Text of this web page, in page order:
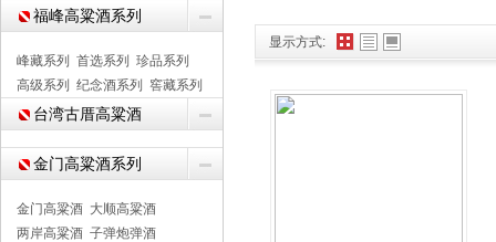
福峰高粱酒系列
峰藏系列 首选系列
珍品系列
高级系列
纪念酒系列 窖藏系列
台湾古厝高粱酒
金门高粱酒系列
金门高粱酒 大顺高粱酒
两岸高粱酒 子弹炮弹酒
显示方式: